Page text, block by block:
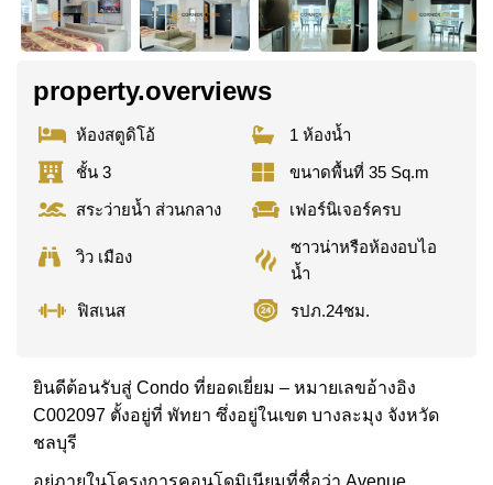
property.overviews
ห้องสตูดิโอ้
1 ห้องน้ำ
ชั้น 3
ขนาดพื้นที่ 35 Sq.m
สระว่ายน้ำ ส่วนกลาง
เฟอร์นิเจอร์ครบ
วิว เมือง
ซาวน่าหรือห้องอบไอ
น้ำ
ฟิสเนส
รปภ.24ชม.
ยินดีต้อนรับสู่ Condo ที่ยอดเยี่ยม – หมายเลขอ้างอิง
C002097 ตั้งอยู่ที่ พัทยา ซึ่งอยู่ในเขต บางละมุง จังหวัด
ชลบุรี
อยู่ภายในโครงการคอนโดมิเนียมที่ชื่อว่า Avenue